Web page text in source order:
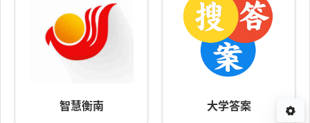
智慧衡南 大学答案